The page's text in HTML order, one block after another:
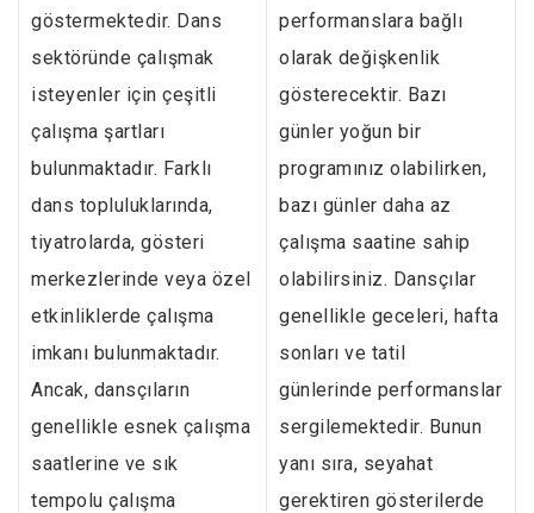
göstermektedir. Dans
sektöründe çalışmak
isteyenler için çeşitli
çalışma şartları
bulunmaktadır. Farklı
dans topluluklarında,
tiyatrolarda, gösteri
merkezlerinde veya özel
etkinliklerde çalışma
imkanı bulunmaktadır.
Ancak, dansçıların
genellikle esnek çalışma
saatlerine ve sık
tempolu çalışma
performanslara bağlı
olarak değişkenlik
gösterecektir. Bazı
günler yoğun bir
programınız olabilirken,
bazı günler daha az
çalışma saatine sahip
olabilirsiniz. Dansçılar
genellikle geceleri, hafta
sonları ve tatil
günlerinde performanslar
sergilemektedir. Bunun
yanı sıra, seyahat
gerektiren gösterilerde